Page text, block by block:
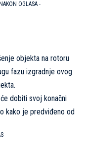
OGLASA -
objekta na rotoru
fazu izgradnje ovog
dobiti svoj konačni
kako je predviđeno od
-